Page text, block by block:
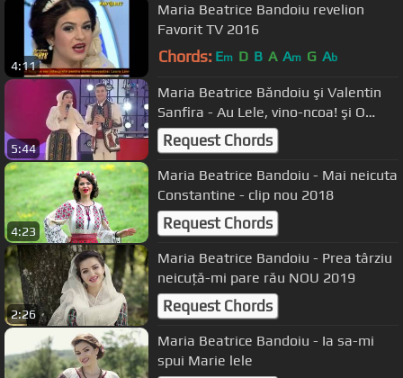
4:11
Maria Beatrice Bandoiu revelion
Favorit TV 2016
Chords: Em D B A Am G Ab
5:44
Maria Beatrice Băndoiu şi Valentin
Sanfira - Au Lele, vino-ncoa! şi O
portocală (TVR1)
Request Chords
4:23
Maria Beatrice Bandoiu - Mai neicuta
Constantine - clip nou 2018
Request Chords
2:26
Maria Beatrice Bandoiu - Prea târziu
neicuță-mi pare rău NOU 2019
Request Chords
Maria Beatrice Bandoiu - Ia sa-mi
spui Marie lele